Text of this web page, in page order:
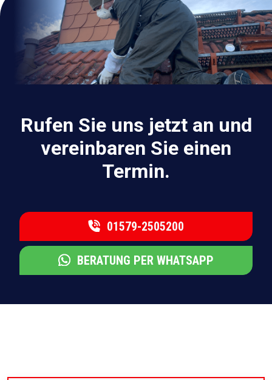
Rufen Sie uns jetzt an und
vereinbaren Sie einen
Termin.
01579-2505200
BERATUNG PER WHATSAPP